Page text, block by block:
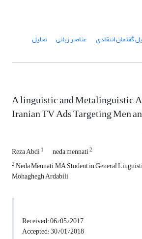
گفتمان انتقادی عناصر زبانی تحلیل
A linguistic and Metalinguistic
Iranian TV Ads Targeting Men
Reza Abdi1 neda mennati2
2Neda Mennati, MA Student in General
Mohaghegh Ardabili
Received: 06/05/2017
Accepted: 30/01/2018